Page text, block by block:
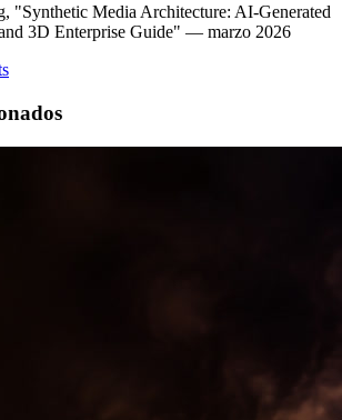
"Synthetic Media Architecture: AI-Generated
3D Enterprise Guide" — marzo 2026